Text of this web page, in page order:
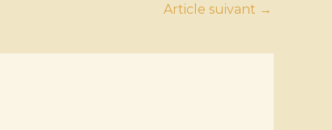
Article suivant →